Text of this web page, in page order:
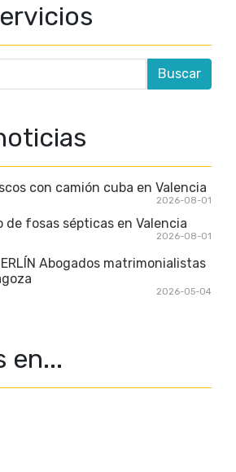
con camión cuba en Valencia
2026-08-01
de fosas sépticas en Valencia
2026-08-01
Abogados matrimonialistas
2026-05-04
en...